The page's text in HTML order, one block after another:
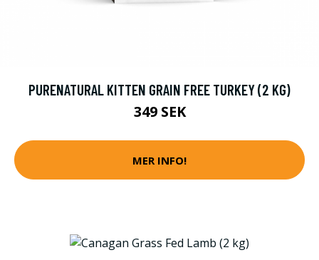
PURENATURAL KITTEN GRAIN FREE TURKEY (2 KG)
349 SEK
MER INFO!